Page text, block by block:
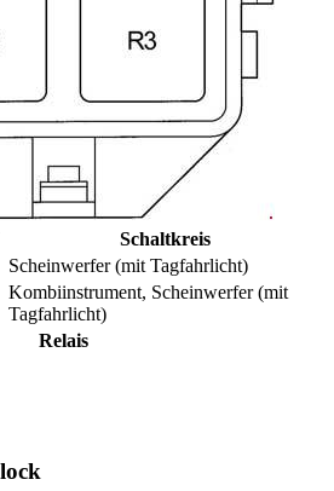
Schaltkreis
Scheinwerfer (mit Tagfahrlicht)
Kombiinstrument, Scheinwerfer (mit
Tagfahrlicht)
Relais